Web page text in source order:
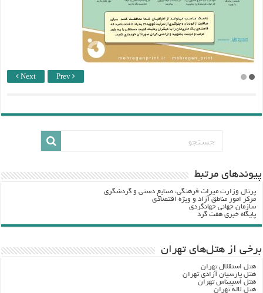
Next Prev
پيوندهاي مرتبط
پرتال وزارت ميراث فرهنگي، صنایع دستی و گردشگري
مرکز امور مناطق آزاد و ویژه اقتصادی
سازمان جهانی جهانگردی
پایگاه خبری هفت گرد
برخی از هتل‌های تهران
هتل استقلال تهران
هتل پارسیان آزادی تهران
هتل اسپیناس تهران
هتل لاله تهران